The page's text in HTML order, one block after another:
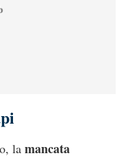
la mancata